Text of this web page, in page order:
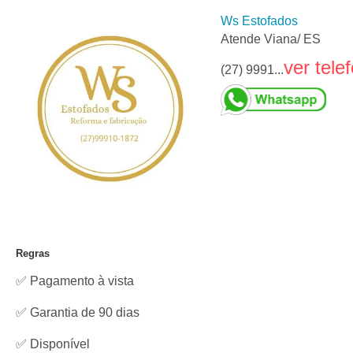
Ws Estofados
Atende Viana/ ES
(27) 9991...ver
Regras
✅ Pagamento à vista
✅ Garantia de 90 dias
✅ Disponível